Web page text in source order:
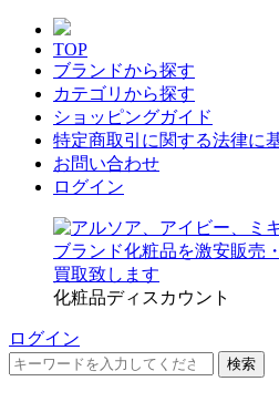
TOP
ブランドから探す
カテゴリから探す
ショッピングガイド
特定商取引に関する法律に
お問い合わせ
ログイン
化粧品ディスカウント
ログイン
検索